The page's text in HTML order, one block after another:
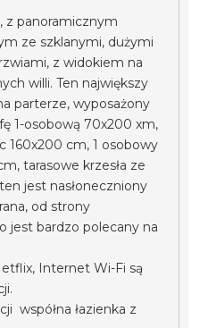
z panoramicznym
ze szklanymi, dużymi
z widokiem na
willi. Ten największy
parterze, wyposażony
1-osobową 70x200 xm,
160x200 cm, 1 osobowy
tarasowe krzesła ze
jest nasłoneczniony
od strony
jest bardzo polecany na
Internet Wi-Fi są
współna łazienka z